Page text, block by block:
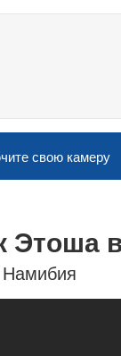
свою камеру
Этоша